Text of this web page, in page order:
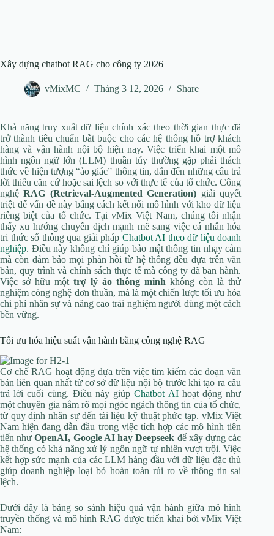
Xây dựng chatbot RAG cho công ty 2026
vMixMC Tháng 3 12, 2026 Share
Khả năng truy xuất dữ liệu chính xác theo thời gian thực đã
trở thành tiêu chuẩn bắt buộc cho các hệ thống hỗ trợ khách
hàng và vận hành nội bộ hiện nay. Việc triển khai một mô
hình ngôn ngữ lớn (LLM) thuần túy thường gặp phải thách
thức về hiện tượng “ảo giác” thông tin, dẫn đến những câu trả
lời thiếu căn cứ hoặc sai lệch so với thực tế của tổ chức. Công
nghệRAG (Retrieval-Augmented Generation) giải quyết
triệt để vấn đề này bằng cách kết nối mô hình với kho dữ liệu
riêng biệt của tổ chức. Tại vMix Việt Nam, chúng tôi nhận
thấy xu hướng chuyển dịch mạnh mẽ sang việc cá nhân hóa
tri thức số thông qua giải pháp Chatbot AI theo dữ liệu doanh
nghiệp. Điều này không chỉ giúp bảo mật thông tin nhạy cảm
mà còn đảm bảo mọi phản hồi từ hệ thống đều dựa trên văn
bản, quy trình và chính sách thực tế mà công ty đã ban hành.
Việc sở hữu mộttrợ lý ảo thông minh không còn là thử
nghiệm công nghệ đơn thuần, mà là một chiến lược tối ưu hóa
chi phí nhân sự và nâng cao trải nghiệm người dùng một cách
bền vững.
Tối ưu hóa hiệu suất vận hành bằng công nghệ RAG
Cơ chế RAG hoạt động dựa trên việc tìm kiếm các đoạn văn
bản liên quan nhất từ cơ sở dữ liệu nội bộ trước khi tạo ra câu
trả lời cuối cùng. Điều này giúpChatbot AIhoạt động như
một chuyên gia nắm rõ mọi ngóc ngách thông tin của tổ chức,
từ quy định nhân sự đến tài liệu kỹ thuật phức tạp. vMix Việt
Nam hiện đang dẫn đầu trong việc tích hợp các mô hình tiên
tiến nhưOpenAI, Google AI hay Deepseek để xây dựng các
hệ thống có khả năng xử lý ngôn ngữ tự nhiên vượt trội. Việc
kết hợp sức mạnh của các LLM hàng đầu với dữ liệu đặc thù
giúp doanh nghiệp loại bỏ hoàn toàn rủi ro về thông tin sai
lệch.
Dưới đây là bảng so sánh hiệu quả vận hành giữa mô hình
truyền thống và mô hình RAG được triển khai bởi vMix Việt
Nam: